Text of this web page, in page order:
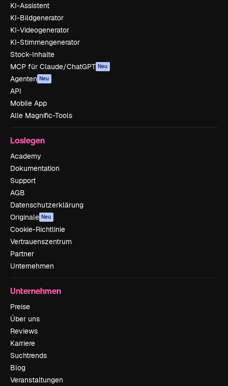
KI-Assistent
KI-Bildgenerator
KI-Videogenerator
KI-Stimmengenerator
Stock-Inhalte
MCP für Claude/ChatGPT Neu
Agenten Neu
API
Mobile App
Alle Magnific-Tools
Loslegen
Academy
Dokumentation
Support
AGB
Datenschutzerklärung
Originale Neu
Cookie-Richtlinie
Vertrauenszentrum
Partner
Unternehmen
Unternehmen
Preise
Über uns
Reviews
Karriere
Suchtrends
Blog
Veranstaltungen